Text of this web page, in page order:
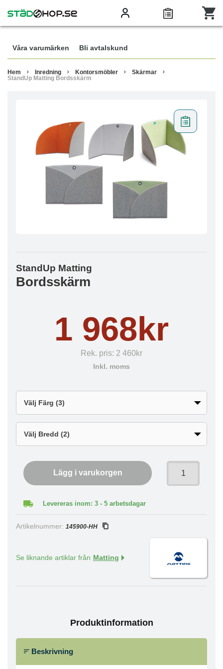
Våra varumärken Bli avtalskund
Hem Inredning Kontorsmöbler
Skärmar
StandUp Matting Bordsskärm
StandUp Matting
Bordsskärm
1 968kr
Rek. pris: 2 460kr
Inkl. moms
Lägg i varukorgen
Levereras inom: 3 - 5 arbetsdagar
Artikelnummer: 145900-HH
Se liknande artiklar från Matting
Produktinformation
Beskrivning